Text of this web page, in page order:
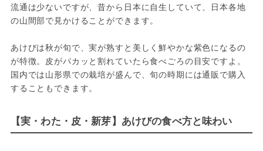
流通は少ないですが、昔から日本に自生していて、日本各地
の山間部で見かけることができます。
あけびは秋が旬で、実が熟すと美しく鮮やかな紫色になるの
が特徴。皮がパカッと割れていたら食べごろの目安ですよ。
国内では山形県での栽培が盛んで、旬の時期には通販で購入
することもできます。
【実・わた・皮・新芽】あけびの食べ方と味わい